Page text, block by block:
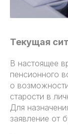
Текущая
В настоящее
пенсионного
о
старости в
Для
заявление от